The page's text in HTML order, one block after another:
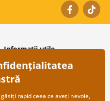
Informații utile
Despre noi
Întrebări frecvente
Contacte
Cooperare angro
rapid ceea ce aveți nevoie,